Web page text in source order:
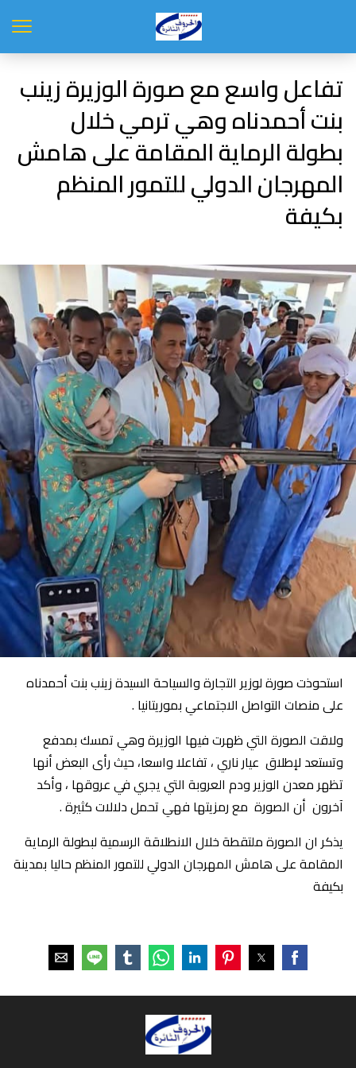
تفاعل واسع مع صورة الوزيرة زينب
بنت أحمدناه وهي ترمي خلال
بطولة الرماية المقامة على هامش
المهرجان الدولي للتمور المنظم
بكيفة
استحوذت صورة لوزير التجارة والسياحة السيدة زينب بنت أحمدناه
على منصات التواصل الاجتماعي بموريتانيا .
ولاقت الصورة التي ظهرت فيها الوزيرة وهي تمسك بمدفع
وتستعد لإطلاق عيار ناري ، تفاعلا واسعا، حيث رأى البعض أنها
تظهر معدن الوزير ودم العروبة التي يجري في عروقها ، وأكد
آخرون أن الصورة مع رمزيتها فهي تحمل دلالات كثيرة .
يذكر ان الصورة ملتقطة خلال الانطلاقة الرسمية لبطولة الرماية
المقامة على هامش المهرجان الدولي للتمور المنظم حاليا بمدينة
بكيفة